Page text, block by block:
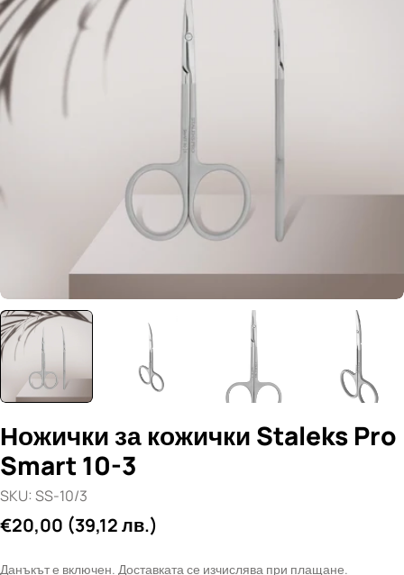
медия 0 в прозорец
Ножички за кожички Staleks Pro
Smart 10-3
SKU: SS-10/3
Редовна
€20,00 (39,12 лв.)
Данъкът е включен. Доставката се изчислява при плащане.